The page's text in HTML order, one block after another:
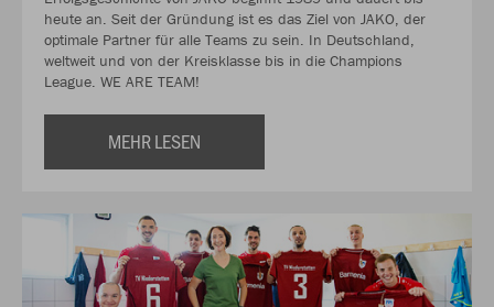
heute an. Seit der Gründung ist es das Ziel von JAKO, der
optimale Partner für alle Teams zu sein. In Deutschland,
weltweit und von der Kreisklasse bis in die Champions
League. WE ARE TEAM!
MEHR LESEN